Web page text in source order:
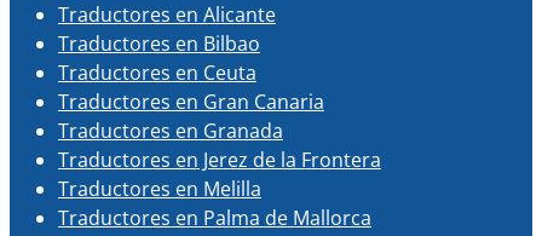
Traductores en Alicante
Traductores en Bilbao
Traductores en Ceuta
Traductores en Gran Canaria
Traductores en Granada
Traductores en Jerez de la Frontera
Traductores en Melilla
Traductores en Palma de Mallorca